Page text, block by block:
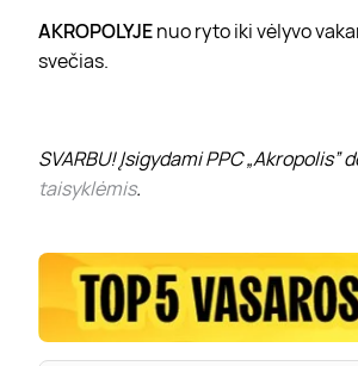
AKROPOLYJEnuo ryto iki vėlyvo
svečias.
SVARBU! Įsigydami PPC
taisyklėmis.